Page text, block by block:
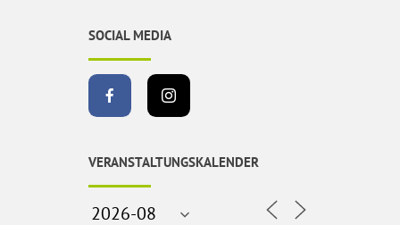
SOCIAL MEDIA
VERANSTALTUNGSKALENDER